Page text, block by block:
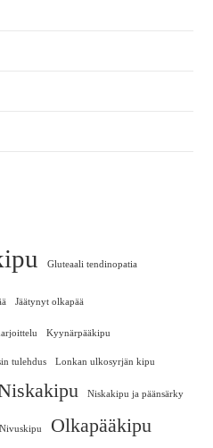
Gluteaali tendinopatia
Jäätynyt olkapää
Kyynärpääkipu
tulehdus Lonkan ulkosyrjän kipu
Niskakipu ja päänsärky
Nivuskipu
Olkapääkipu